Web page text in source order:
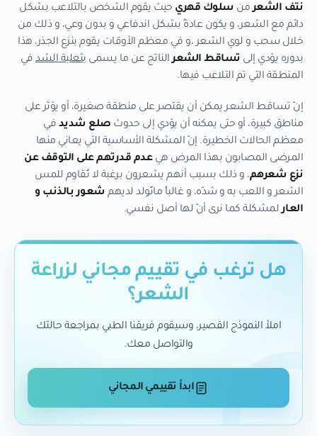
نتف الشعرمن سلوك قهري حيث يقوم الشخص بالتلاعب بشكل
دائم مع الشعر، و يكون عادةً بشكل اندفاعي و بدون وعي، و ذلك من
خلال سحب و لوي الشعر ،و في معظم الأوقات يقوم بنزع الجذر، هذا
بدوره يؤدي إلى تساقط الشعرالناتج عن ما يسمىبثعلبة الشد في
المنطقة التي تم التلاعب فيها.
إنّ تساقط الشعر يمكن أن يقتصر على منطقة صغيرة، أو يؤثر على
مناطق كبيرة، أو حتى يمكنه أن يؤدي إلى حدوث صلع شديد في
معظم الحالات الخطيرة. إنّ المشكلة الأساسية التي يعاني منها
المرضى المصابون بهذا المرض هيعدم قدرتهم على التوقف عن
نزع شعرهم، و ذلك بسبب أنهم يشعرون برغبة لا تُقاوم للمس
الشعر و اللعب به و شدّه، و غالباً ماتُولد لديهم شعور بالذنب و
العارلمشكلة كما نرى أنّ لها أصل نفسي.
هل ترغب في تقييم مجاني لزراعة
الشعر؟
املأ النموذج القصير، وسيقوم فريقنا الطبي بمراجعة حالتك
والتواصل معك.
ابدأ تقييمي المجاني